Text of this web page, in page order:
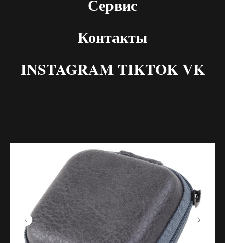
Сервис
Контакты
INSTAGRAM TIKTOK VK